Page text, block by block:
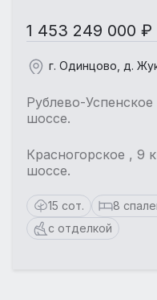
1 453 249 000 ₽
г. Одинцово, д.
Рублево-
шоссе.
Красногорское ,
шоссе.
15 сот. 8
с отделкой